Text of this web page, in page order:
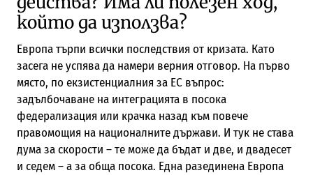
който да използва?
Европа търпи всички последствия от кризата. Като
засега не успява да намери верния отговор. На първо
място, по екзистенциалния за ЕС въпрос:
задълбочаване на интеграцията в посока
федерализация или крачка назад към повече
правомощия на националните държави. И тук не става
дума за скорости – те можe да бъдат и две, и двадесет
и седем – а за обща посока. Една разединена Европа